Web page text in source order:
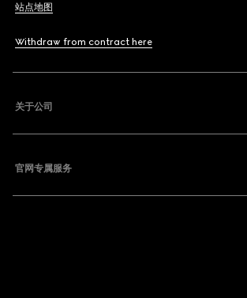
站点地图
Withdraw from contract here
关于公司
官网专属服务